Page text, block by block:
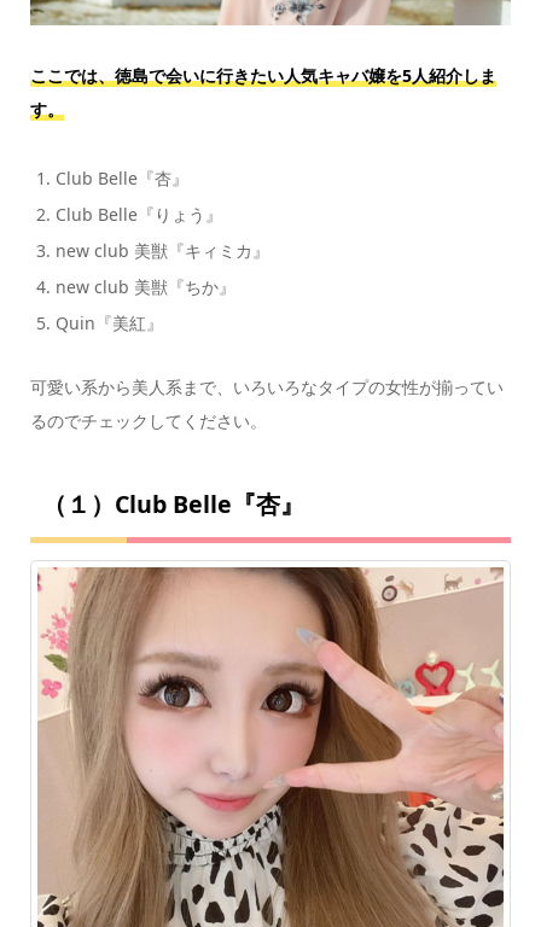
ここでは、徳島で会いに行きたい人気キャバ嬢を5人紹介しま
す。
Club Belle『杏』
Club Belle『りょう』
new club 美獣『キィミカ』
new club 美獣『ちか』
Quin『美紅』
可愛い系から美人系まで、いろいろなタイプの女性が揃ってい
るのでチェックしてください。
（１）Club Belle『杏』